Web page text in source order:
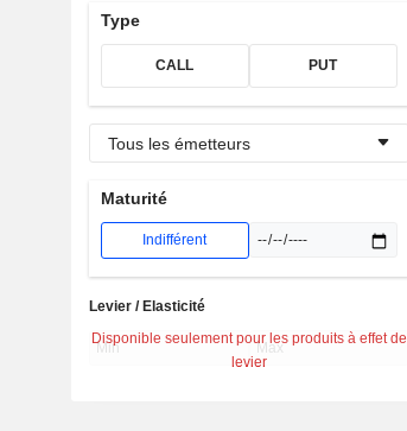
Type
CALL PUT
Tous les émetteurs
Maturité
Indifférent
Disponible seulement pour les produits à effet de
levier
Levier / Elasticité